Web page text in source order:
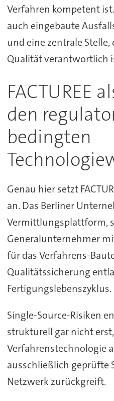
Verfahren kompetent
auch eingebaute
und eine zentrale
Qualität verantwortlich
FACTUREE
den
bedingten
Genau hier setzt
an. Das Berliner
Vermittlungsplattform,
Generalunternehmer
für das Verfahrens-
Qualitätssicherung
Fertigungslebenszyklus.
Single-Source-Risiken
strukturell gar nicht erst,
Verfahrenstechnologie
ausschließlich geprüfte
Netzwerk zurückgreift.